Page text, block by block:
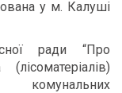
у м. Калуші
ради “Про